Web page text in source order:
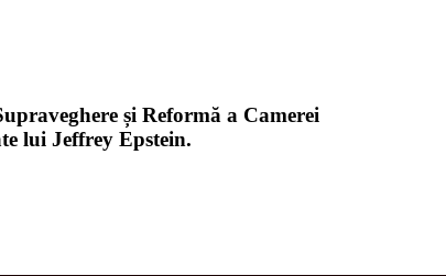
și Reformă a Camerei
lui Jeffrey Epstein.